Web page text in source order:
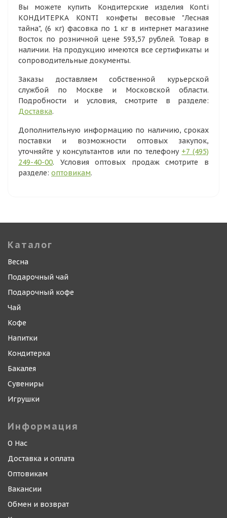
Вы можете купить Кондитерские изделия Konti
КОНДИТЕРКА KONTI конфеты весовые "Лесная
тайна", (6 кг) фасовка по 1 кг в интернет магазине
Восток по розничной цене 593,57 рублей. Товар в
наличии. На продукцию имеются все сертификаты и
сопроводительные документы.
Заказы доставляем собственной курьерской
службой по Москве и Московской области.
Подробности и условия, смотрите в разделе:
Доставка.
Дополнительную информацию по наличию, сроках
поставки и возможности оптовых закупок,
уточняйте у консультантов или по телефону +7 (495)
249-40-00. Условия оптовых продаж смотрите в
разделе: оптовикам.
Каталог
Весна
Подарочный чай
Подарочный кофе
Чай
Кофе
Напитки
Кондитерка
Бакалея
Сувениры
Игрушки
Информация
О Нас
Доставка и оплата
Оптовикам
Вакансии
Обмен и возврат